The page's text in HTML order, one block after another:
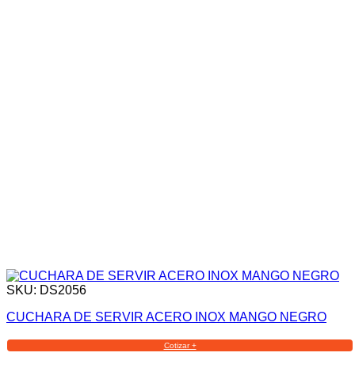
SKU: DS2056
CUCHARA DE SERVIR ACERO INOX MANGO NEGRO
Cotizar +